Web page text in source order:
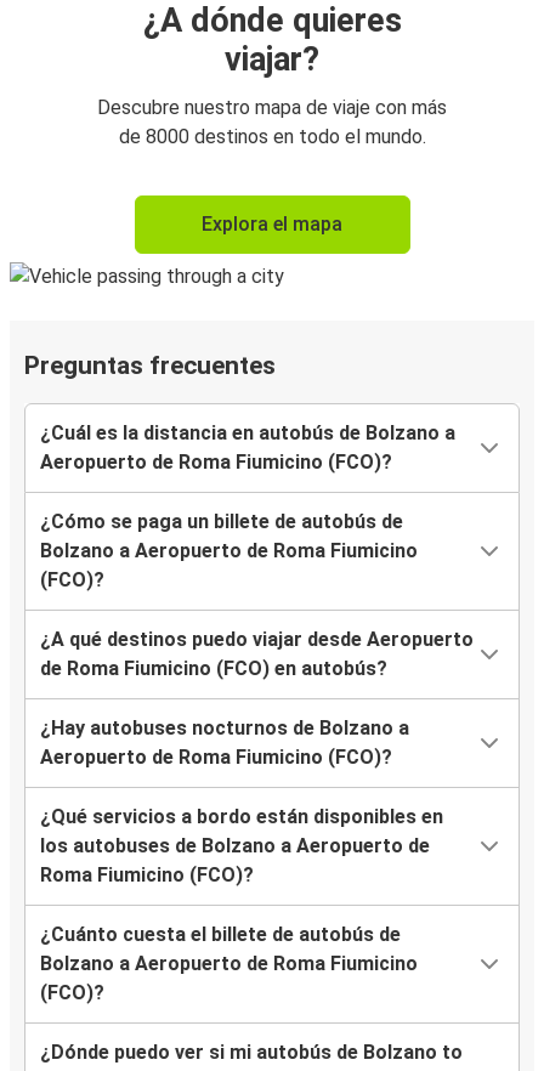
¿A dónde quieres
viajar?
Descubre nuestro mapa de viaje con más
de 8000 destinos en todo el mundo.
Explora el mapa
Preguntas frecuentes
¿Cuál es la distancia en autobús de Bolzano a
Aeropuerto de Roma Fiumicino (FCO)?
¿Cómo se paga un billete de autobús de
Bolzano a Aeropuerto de Roma Fiumicino
(FCO)?
¿A qué destinos puedo viajar desde Aeropuerto
de Roma Fiumicino (FCO) en autobús?
¿Hay autobuses nocturnos de Bolzano a
Aeropuerto de Roma Fiumicino (FCO)?
¿Qué servicios a bordo están disponibles en
los autobuses de Bolzano a Aeropuerto de
Roma Fiumicino (FCO)?
¿Cuánto cuesta el billete de autobús de
Bolzano a Aeropuerto de Roma Fiumicino
(FCO)?
¿Dónde puedo ver si mi autobús de Bolzano to